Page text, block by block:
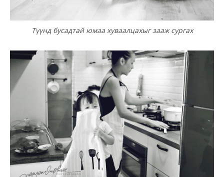
Түүнд бусадтай юмаа хуваалцахыг зааж сургах